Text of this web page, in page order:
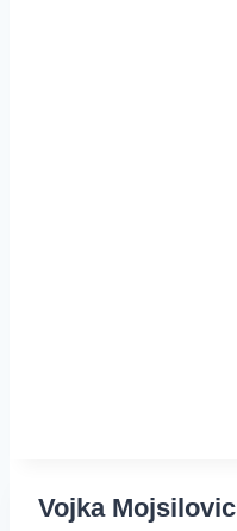
Vojka Mojsilovic